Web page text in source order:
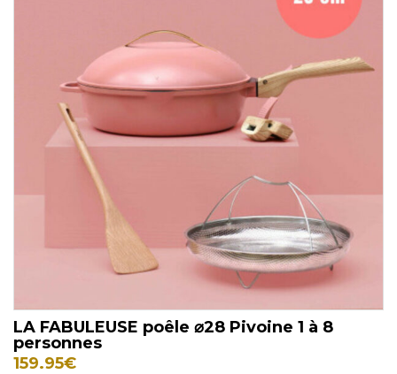
LA FABULEUSE poêle ⌀28 Pivoine 1 à 8
personnes
159.95€